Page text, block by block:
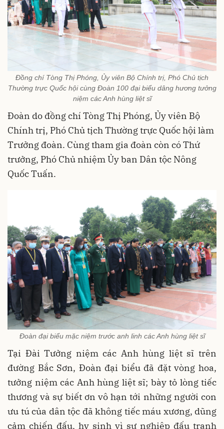
Đồng chí Tòng Thị Phóng, Ủy viên Bộ Chính trị, Phó Chủ tịch
Thường trực Quốc hội cùng Đoàn 100 đại biểu dâng hương tưởng
niệm các Anh hùng liệt sĩ
Đoàn do đồng chí Tòng Thị Phóng, Ủy viên Bộ
Chính trị, Phó Chủ tịch Thường trực Quốc hội làm
Trưởng đoàn. Cùng tham gia đoàn còn có Thứ
trưởng, Phó Chủ nhiệm Ủy ban Dân tộc Nông
Quốc Tuấn.
Đoàn đại biểu mặc niệm trước anh linh các Anh hùng liệt sĩ
Tại Đài Tưởng niệm các Anh hùng liệt sĩ trên
đường Bắc Sơn, Đoàn đại biểu đã đặt vòng hoa,
tưởng niệm các Anh hùng liệt sĩ; bày tỏ lòng tiếc
thương và sự biết ơn vô hạn tới những người con
ưu tú của dân tộc đã không tiếc máu xương, dũng
cảm chiến đấu, hy sinh vì sự nghiệp đấu tranh